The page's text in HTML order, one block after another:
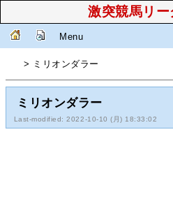
激突競馬リ
Menu
> ミリオンダラー
ミリオンダラー
Last-modified: 2022-10-10 (月) 18:33:02